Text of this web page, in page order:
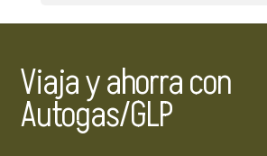
Viaja y ahorra con
Autogas/GLP